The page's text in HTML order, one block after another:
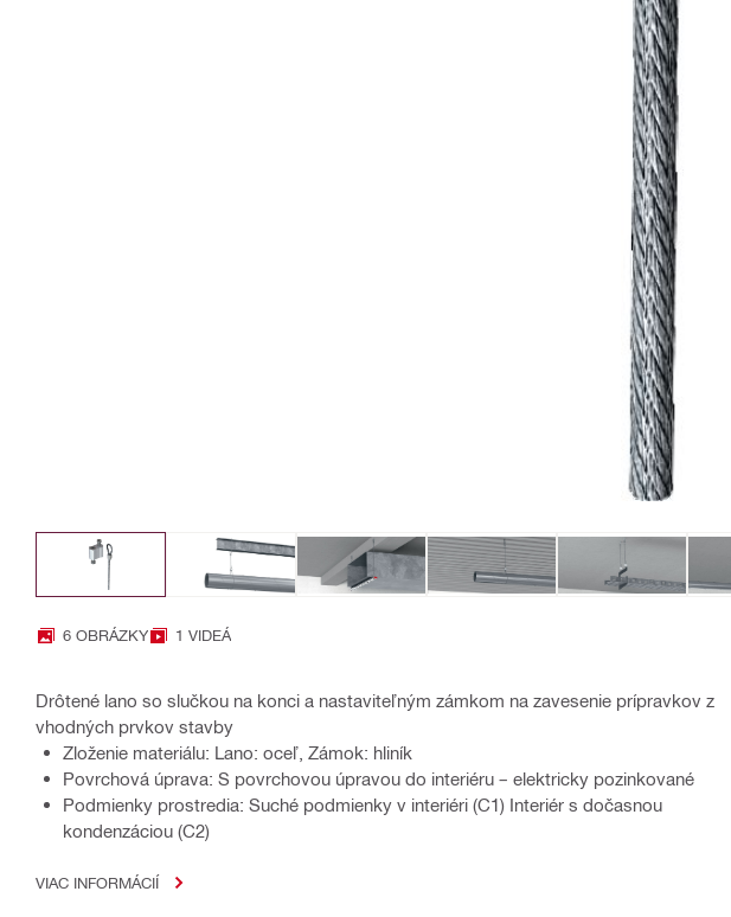
6 OBRÁZKY 1 VIDEÁ
Drôtené lano so slučkou na konci a nastaviteľným zámkom na zavesenie prípravkov z
vhodných prvkov stavby
Zloženie materiálu: Lano: oceľ, Zámok: hliník
Povrchová úprava: S povrchovou úpravou do interiéru – elektricky pozinkované
Podmienky prostredia: Suché podmienky v interiéri (C1) Interiér s dočasnou
kondenzáciou (C2)
VIAC INFORMÁCIÍ